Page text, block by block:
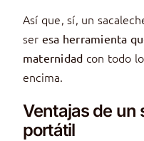
Así que, sí, un
ser esa herramienta
maternidad con todo
encima.
Ventajas de un
portátil